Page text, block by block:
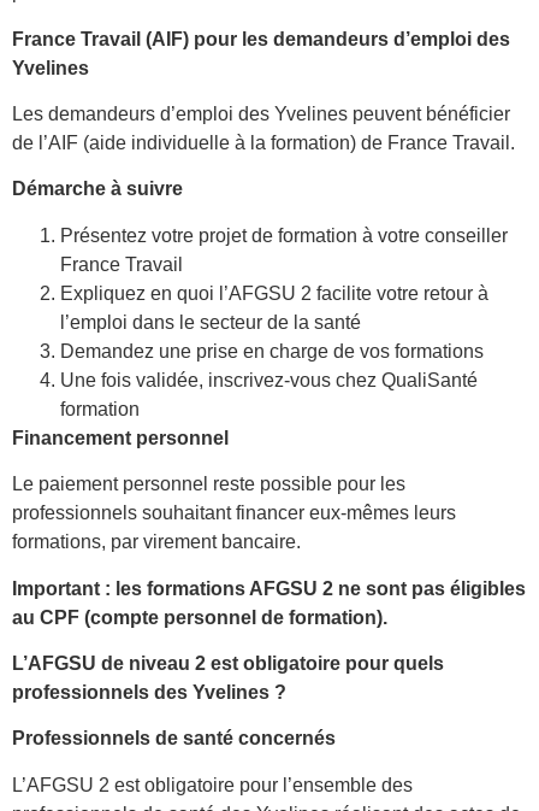
France Travail (AIF) pour les demandeurs d’emploi des
Yvelines
Les demandeurs d’emploi des Yvelines peuvent bénéficier
de l’AIF (aide individuelle à la formation) de France Travail.
Démarche à suivre
Présentez votre projet de formation à votre conseiller
France Travail
Expliquez en quoi l’AFGSU 2 facilite votre retour à
l’emploi dans le secteur de la santé
Demandez une prise en charge de vos formations
Une fois validée, inscrivez-vous chez QualiSanté
formation
Financement personnel
Le paiement personnel reste possible pour les
professionnels souhaitant financer eux-mêmes leurs
formations, par virement bancaire.
Important : les formations AFGSU 2 ne sont pas éligibles
au CPF (compte personnel de formation).
L’AFGSU de niveau 2 est obligatoire pour quels
professionnels des Yvelines ?
Professionnels de santé concernés
L’AFGSU 2 est obligatoire pour l’ensemble des